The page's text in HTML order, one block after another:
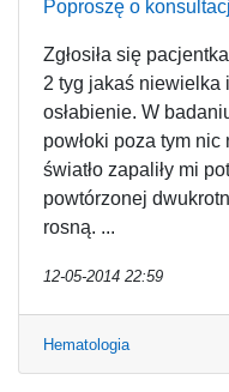
Poproszę o
Zgłosiła się
2 tyg jakaś niewielka
osłabienie. W
powłoki poza tym
światło zapaliły mi
powtórzonej
rosną. ...
12-05-2014 22:59
Hematologia